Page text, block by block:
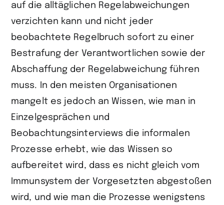
auf die alltäglichen Regelabweichungen
verzichten kann und nicht jeder
beobachtete Regelbruch sofort zu einer
Bestrafung der Verant­wortlichen sowie der
Abschaffung der Regelabweichung führen
muss. In den meisten Organisationen
mangelt es jedoch an Wissen, wie man in
Einzelge­sprächen und
Beobachtungsinterviews die informalen
Prozesse erhebt, wie das Wissen so
aufbereitet wird, dass es nicht gleich vom
Immunsystem der Vorgesetzten abgestoßen
wird, und wie man die Prozesse wenigstens